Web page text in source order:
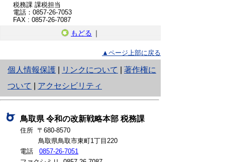
税務課 課税担当
電話：0857-26-7053
FAX : 0857-26-7087
もどる ｜
▲ページ上部に戻る
個人情報保護
と
り
ネ
ッ
ト
へ
リンクについて
著作権に
ついて
アクセシビリティ
鳥取県 令和の改新戦略本部 税務課
住所 〒680-8570
鳥取県鳥取市東町1丁目220
電話 0857-26-7051